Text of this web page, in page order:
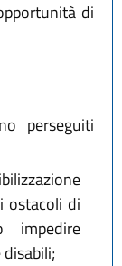
di
perseguiti
ostacoli di
impedire